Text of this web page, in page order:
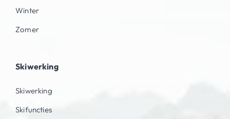
Winter
Zomer
Skiwerking
Skiwerking
Skifuncties